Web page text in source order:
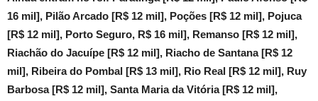
16 mil], Pilão Arcado [R$ 12 mil], Poções [R$ 12 mil], Pojuca
[R$ 12 mil], Porto Seguro, R$ 16 mil], Remanso [R$ 12 mil],
Riachão do Jacuípe [R$ 12 mil], Riacho de Santana [R$ 12
mil], Ribeira do Pombal [R$ 13 mil], Rio Real [R$ 12 mil], Ruy
Barbosa [R$ 12 mil], Santa Maria da Vitória [R$ 12 mil],